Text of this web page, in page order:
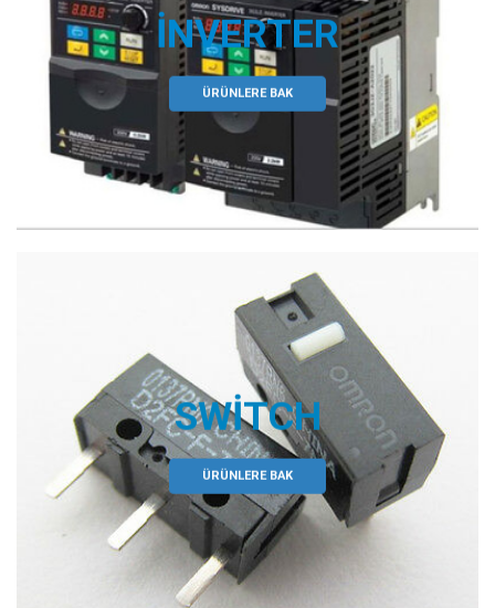
İNVERTER
ÜRÜNLERE BAK
SWITCH
ÜRÜNLERE BAK